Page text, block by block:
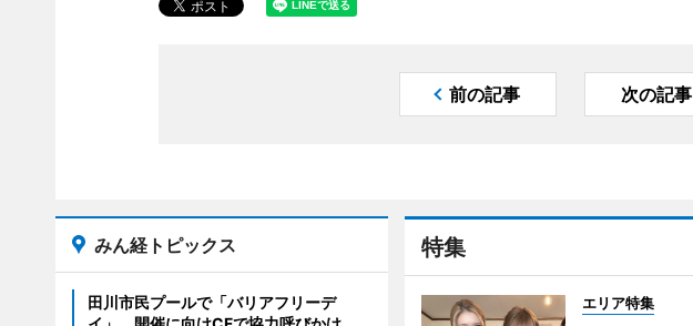
前の記事 次の記事
特集
エリア特集
みん経トピックス
田川市民プールで「バリアフリーデ